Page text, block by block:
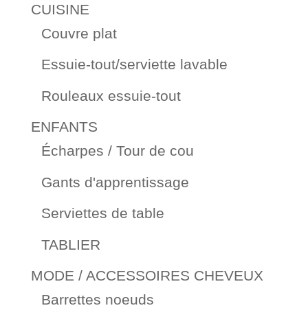
CUISINE
Couvre plat
Essuie-tout/serviette lavable
Rouleaux essuie-tout
ENFANTS
Écharpes / Tour de cou
Gants d'apprentissage
Serviettes de table
TABLIER
MODE / ACCESSOIRES CHEVEUX
Barrettes noeuds